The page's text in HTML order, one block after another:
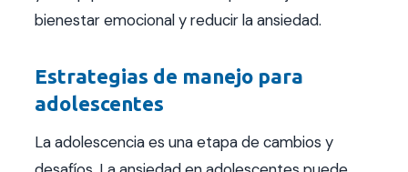
bienestar emocional y reducir la ansiedad.
Estrategias de manejo para
adolescentes
La adolescencia es una etapa de cambios y